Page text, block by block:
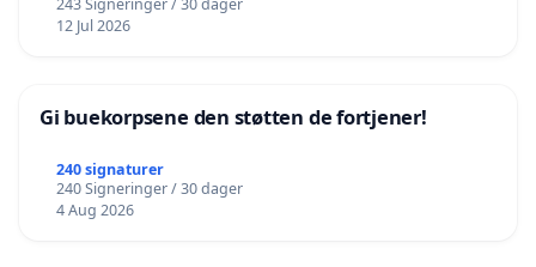
243 Signeringer / 30 dager
12 Jul 2026
Gi buekorpsene den støtten de fortjener!
240 signaturer
240 Signeringer / 30 dager
4 Aug 2026